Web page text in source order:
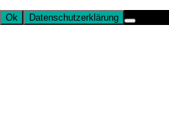
Ok Datenschutzerklärung